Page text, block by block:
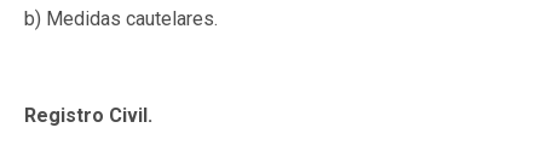
b) Medidas cautelares.
Registro Civil.